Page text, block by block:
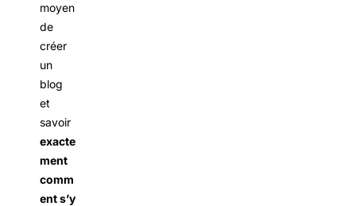
moyen
de
créer
un
blog
et
savoir
exacte
ment
comm
ent s’y